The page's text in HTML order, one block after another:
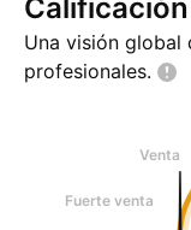
Una visión global
profesionales.
Venta
Fuerte venta